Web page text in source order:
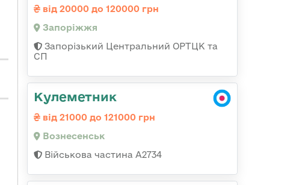
від 20000 до 120000 грн
Запоріжжя
Запорізький Центральний ОРТЦК та
СП
Кулеметник
від 21000 до 121000 грн
Вознесенськ
Військова частина А2734